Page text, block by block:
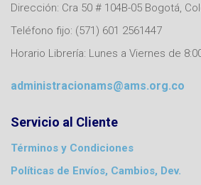
Dirección: Cra 50 # 104B-05 Bogotá,
Teléfono fijo: (571) 601 2561447
Horario Librería: Lunes a Viernes de
administracionams@ams.org.co
Servicio al Cliente
Términos y Condiciones
Políticas de Envíos, Cambios, Dev.